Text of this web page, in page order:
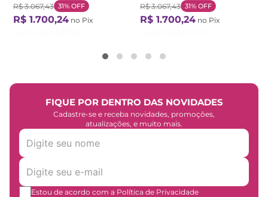
R$ 3.067,43 31% OFF
R$ 1.700,24 no Pix
R$ 3.067,43 31% OFF
R$ 1.700,24 no Pix
FIQUE POR DENTRO DAS NOVIDADES
Cadastre-se e receba novidades, promoções,
atualizações, e muito mais.
Estou de acordo com a Política de Privacidade